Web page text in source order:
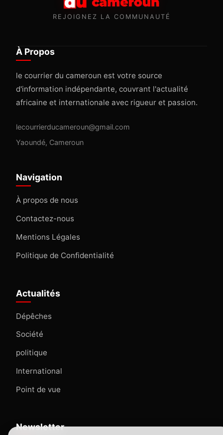
REJOIGNEZ LA COMMUNAUTÉ
À Propos
le courrier du cameroun est votre source
d'information indépendante, couvrant l'actualité
africaine et internationale avec rigueur et passion.
lecourrierducameroun@gmail.com
Yaoundé, Cameroun
Navigation
À propos de nous
Contactez-nous
Mentions Légales
Politique de Confidentialité
Actualités
Dépêches
Société
politique
International
Point de vue
Newsletter